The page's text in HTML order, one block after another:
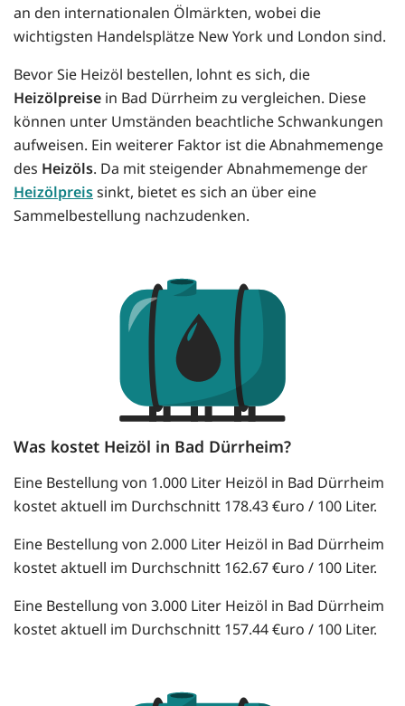
an den internationalen Ölmärkten, wobei die
wichtigsten Handelsplätze New York und London sind.
Bevor Sie Heizöl bestellen, lohnt es sich, die
Heizölpreise in Bad Dürrheim zu vergleichen. Diese
können unter Umständen beachtliche Schwankungen
aufweisen. Ein weiterer Faktor ist die Abnahmemenge
des Heizöls. Da mit steigender Abnahmemenge der
Heizölpreissinkt, bietet es sich an über eine
Sammelbestellung nachzudenken.
Was kostet Heizöl in Bad Dürrheim?
Eine Bestellung von 1.000 Liter Heizöl in Bad Dürrheim
kostet aktuell im Durchschnitt 178.43 €uro / 100 Liter.
Eine Bestellung von 2.000 Liter Heizöl in Bad Dürrheim
kostet aktuell im Durchschnitt 162.67 €uro / 100 Liter.
Eine Bestellung von 3.000 Liter Heizöl in Bad Dürrheim
kostet aktuell im Durchschnitt 157.44 €uro / 100 Liter.